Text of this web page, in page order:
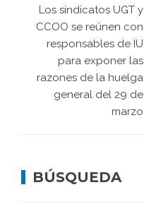
Los sindicatos UGT y
CCOO se reúnen con
responsables de IU
para exponer las
razones de la huelga
general del 29 de
marzo
BÚSQUEDA